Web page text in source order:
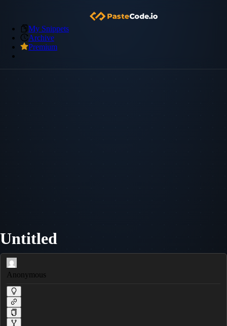
My Snippets
Archive
Premium
Untitled
Anonymous